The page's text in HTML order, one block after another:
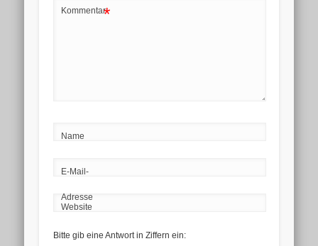
Kommentar*
Name
E-Mail-
Adresse
Website
Bitte gib eine Antwort in Ziffern ein: